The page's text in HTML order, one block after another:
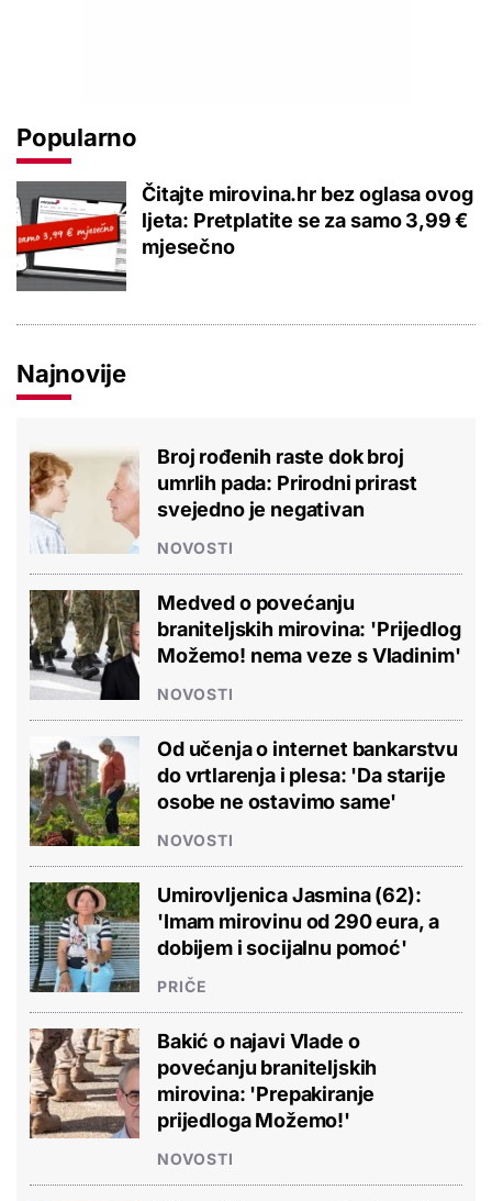
Popularno
Čitajte mirovina.hr bez oglasa ovog
ljeta: Pretplatite se za samo 3,99 €
mjesečno
Najnovije
Broj rođenih raste dok broj
umrlih pada: Prirodni prirast
svejedno je negativan
NOVOSTI
Medved o povećanju
braniteljskih mirovina: 'Prijedlog
Možemo! nema veze s Vladinim'
NOVOSTI
Od učenja o internet bankarstvu
do vrtlarenja i plesa: 'Da starije
osobe ne ostavimo same'
NOVOSTI
Umirovljenica Jasmina (62):
'Imam mirovinu od 290 eura, a
dobijem i socijalnu pomoć'
PRIČE
Bakić o najavi Vlade o
povećanju braniteljskih
mirovina: 'Prepakiranje
prijedloga Možemo!'
NOVOSTI